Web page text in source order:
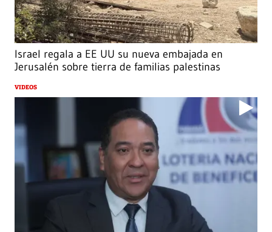
Israel regala a EE UU su nueva embajada en
Jerusalén sobre tierra de familias palestinas
VIDEOS